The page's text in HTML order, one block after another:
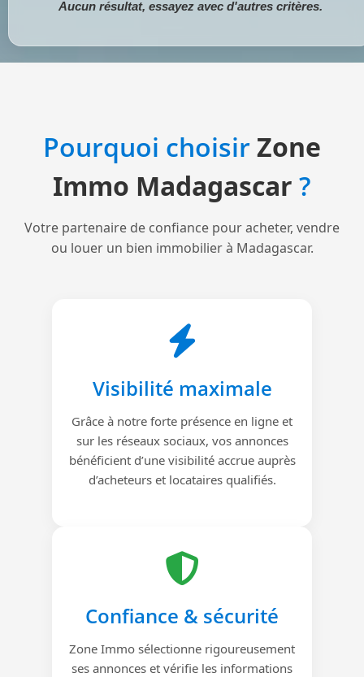
Aucun résultat, essayez avec d'autres critères.
Pourquoi choisirZone
Immo Madagascar ?
Votre partenaire de confiance pour acheter, vendre
ou louer un bien immobilier à Madagascar.
Visibilité maximale
Grâce à notre forte présence en ligne et
sur les réseaux sociaux, vos annonces
bénéficient d’une visibilité accrue auprès
d’acheteurs et locataires qualifiés.
Confiance & sécurité
Zone Immo sélectionne rigoureusement
ses annonces et vérifie les informations